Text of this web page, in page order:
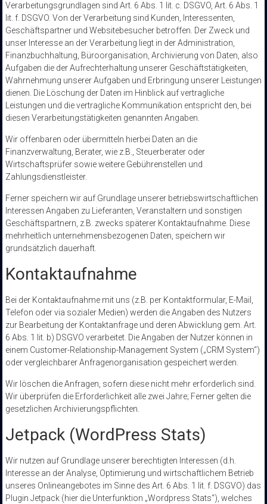
Verarbeitungsgrundlagen sind Art. 6 Abs. 1 lit. c. DSGVO, Art. 6 Abs. 1
lit. f. DSGVO. Von der Verarbeitung sind Kunden, Interessenten,
Geschäftspartner und Websitebesucher betroffen. Der Zweck und
unser Interesse an der Verarbeitung liegt in der Administration,
Finanzbuchhaltung, Büroorganisation, Archivierung von Daten, also
Aufgaben die der Aufrechterhaltung unserer Geschäftstätigkeiten,
Wahrnehmung unserer Aufgaben und Erbringung unserer Leistungen
dienen. Die Löschung der Daten im Hinblick auf vertragliche
Leistungen und die vertragliche Kommunikation entspricht den, bei
diesen Verarbeitungstätigkeiten genannten Angaben.
Wir offenbaren oder übermitteln hierbei Daten an die
Finanzverwaltung, Berater, wie z.B., Steuerberater oder
Wirtschaftsprüfer sowie weitere Gebührenstellen und
Zahlungsdienstleister.
Ferner speichern wir auf Grundlage unserer betriebswirtschaftlichen
Interessen Angaben zu Lieferanten, Veranstaltern und sonstigen
Geschäftspartnern, z.B. zwecks späterer Kontaktaufnahme. Diese
mehrheitlich unternehmensbezogenen Daten, speichern wir
grundsätzlich dauerhaft.
Kontaktaufnahme
Bei der Kontaktaufnahme mit uns (z.B. per Kontaktformular, E-Mail,
Telefon oder via sozialer Medien) werden die Angaben des Nutzers
zur Bearbeitung der Kontaktanfrage und deren Abwicklung gem. Art.
6 Abs. 1 lit. b) DSGVO verarbeitet. Die Angaben der Nutzer können in
einem Customer-Relationship-Management System („CRM System“)
oder vergleichbarer Anfragenorganisation gespeichert werden.
Wir löschen die Anfragen, sofern diese nicht mehr erforderlich sind.
Wir überprüfen die Erforderlichkeit alle zwei Jahre; Ferner gelten die
gesetzlichen Archivierungspflichten.
Jetpack (WordPress Stats)
Wir nutzen auf Grundlage unserer berechtigten Interessen (d.h.
Interesse an der Analyse, Optimierung und wirtschaftlichem Betrieb
unseres Onlineangebotes im Sinne des Art. 6 Abs. 1 lit. f. DSGVO) das
Plugin Jetpack (hier die Unterfunktion „Wordpress Stats“), welches